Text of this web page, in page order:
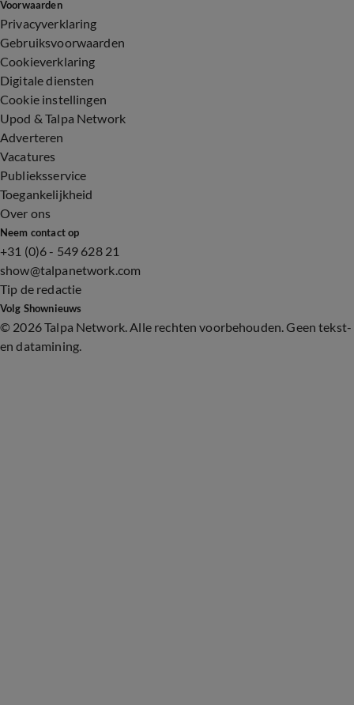
Voorwaarden
Privacyverklaring
Gebruiksvoorwaarden
Cookieverklaring
Digitale diensten
Cookie instellingen
Upod & Talpa Network
Adverteren
Vacatures
Publieksservice
Toegankelijkheid
Over ons
Neem contact op
+31 (0)6 - 549 628 21
show@talpanetwork.com
Tip de redactie
Volg Shownieuws
© 2026 Talpa Network. Alle rechten voorbehouden. Geen tekst-
en datamining.